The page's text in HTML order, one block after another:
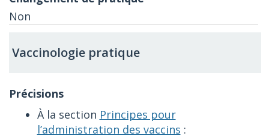
Non
Vaccinologie pratique
À la section Principes pour
l’administration des vaccins :